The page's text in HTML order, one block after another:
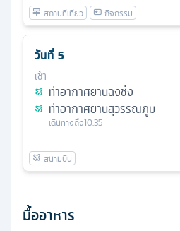
วันที่ 5
เช้า
ท่าอากาศยานฉงชิ่ง
ท่าอากาศยานสุวรรณภูมิ
เดินทางถึง10.35
มื้ออาหาร